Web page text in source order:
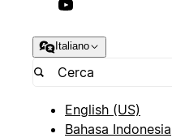
Italiano
English (US)
Bahasa Indonesia